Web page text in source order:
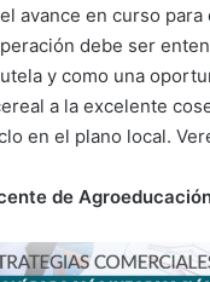
avance en curso para
debe ser
y como una
a la excelente
en el plano local.
de